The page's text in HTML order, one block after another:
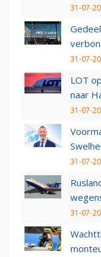
31-07-
31-07-
LOT
naar
31-07-
31-07-
31-07-